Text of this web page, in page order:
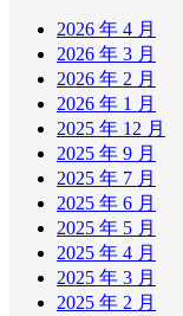
2026 年 4 月
2026 年 3 月
2026 年 2 月
2026 年 1 月
2025 年 12 月
2025 年 9 月
2025 年 7 月
2025 年 6 月
2025 年 5 月
2025 年 4 月
2025 年 3 月
2025 年 2 月